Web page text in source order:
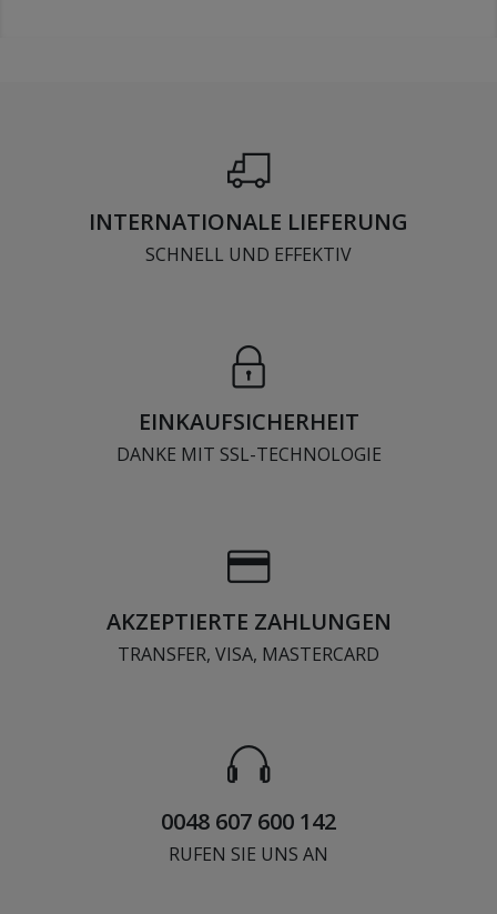
INTERNATIONALE LIEFERUNG
SCHNELL UND EFFEKTIV
EINKAUFSICHERHEIT
DANKE MIT SSL-TECHNOLOGIE
AKZEPTIERTE ZAHLUNGEN
TRANSFER, VISA, MASTERCARD
0048 607 600 142
RUFEN SIE UNS AN